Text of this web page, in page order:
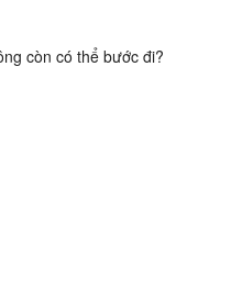
còn có thể bước đi?